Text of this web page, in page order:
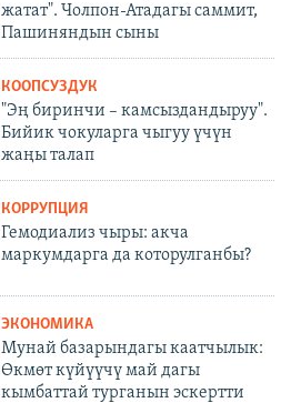
жатат". Чолпон-Атадагы саммит,
Пашиняндын сыны
КООПСУЗДУК
"Эң биринчи – камсыздандыруу".
Бийик чокуларга чыгуу үчүн
жаңы талап
КОРРУПЦИЯ
Гемодиализ чыры: акча
маркумдарга да которулганбы?
ЭКОНОМИКА
Мунай базарындагы каатчылык:
Өкмөт күйүүчү май дагы
кымбаттай турганын эскертти